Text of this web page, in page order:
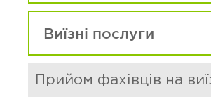
Виїзні послуги
Прийом фахівців на